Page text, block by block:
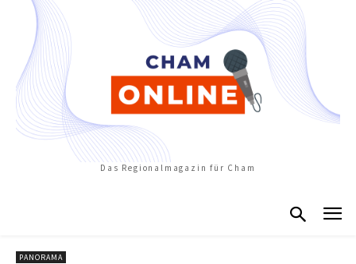
Das Regionalmagazin für Cham
PANORAMA